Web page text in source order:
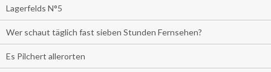
Lagerfelds N°5
Wer schaut täglich fast sieben Stunden Fernsehen?
Es Pilchert allerorten